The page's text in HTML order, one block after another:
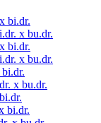
bi.dr.
x bu.dr.
bi.dr.
x bu.dr.
x bu.dr.
bi.dr.